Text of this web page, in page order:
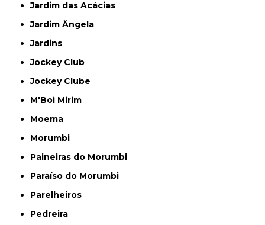
Jardim das Acácias
Jardim Ângela
Jardins
Jockey Club
Jockey Clube
M'Boi Mirim
Moema
Morumbi
Paineiras do Morumbi
Paraíso do Morumbi
Parelheiros
Pedreira